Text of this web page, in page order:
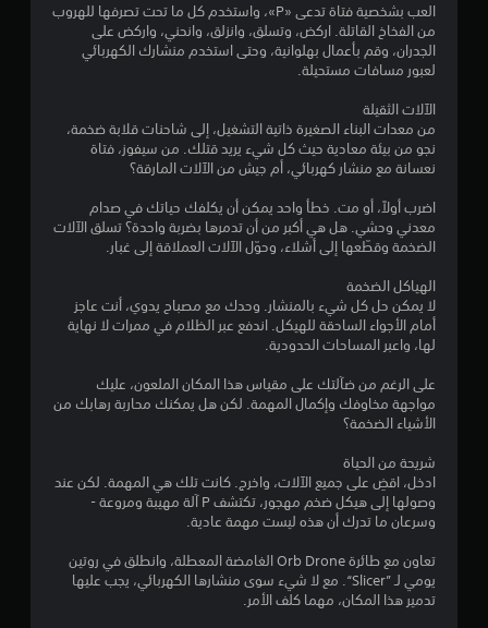
ن
ج
م
ن
ن
ج
م
ن
ج
العب بشخصية فتاة تدعى «P»، واستخدم كل ما تحت تصرفها للهروب
من الفخاخ القاتلة. اركض، وتسلق، وانزلق، وانحني، واركض على
الجدران، وقم بأعمال بهلوانية، وحتى استخدم منشارك الكهربائي
لعبور مسافات مستحيلة.
الآلات الثقيلة
من معدات البناء الصغيرة ذاتية التشغيل، إلى شاحنات قلابة ضخمة،
نجو من بيئة معادية حيث كل شيء يريد قتلك. من سيفوز، فتاة
نعسانة مع منشار كهربائي، أم جيش من الآلات المارقة؟
اضرب أولاً، أو مت. خطأ واحد يمكن أن يكلفك حياتك في صدام
معدني وحشي. هل هي أكبر من أن تدمرها بضربة واحدة؟ تسلق الآلات
الضخمة وقطّعها إلى أشلاء، وحوّل الآلات العملاقة إلى غبار.
الهياكل الضخمة
لا يمكن حل كل شيء بالمنشار. وحدك مع مصباح يدوي، أنت عاجز
أمام الأجواء الساحقة للهيكل. اندفع عبر الظلام في ممرات لا نهاية
لها، واعبر المساحات الحدودية.
على الرغم من ضآلتك على مقياس هذا المكان الملعون، عليك
مواجهة مخاوفك وإكمال المهمة. لكن هل يمكنك محاربة رهابك من
الأشياء الضخمة؟
شريحة من الحياة
ادخل، اقضِ على جميع الآلات، واخرج. كانت تلك هي المهمة. لكن عند
وصولها إلى هيكل ضخم مهجور، تكتشف P آلة مهيبة ومروعة -
وسرعان ما تدرك أن هذه ليست مهمة عادية.
تعاون مع طائرة Orb Drone الغامضة المعطلة، وانطلق في روتين
يومي لـ ”Slicer“. مع لا شيء سوى منشارها الكهربائي، يجب عليها
تدمير هذا المكان، مهما كلف الأمر.